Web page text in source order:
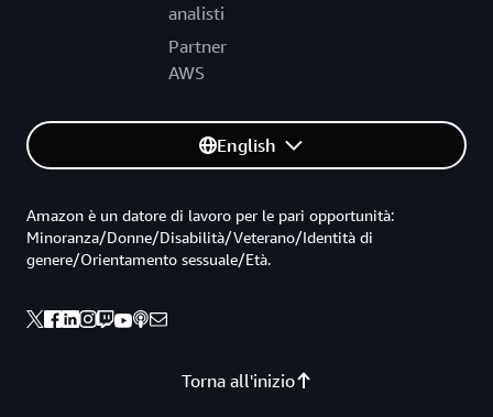
analisti
Partner
AWS
English
Torna all'inizio
Amazon è un datore di lavoro per le pari opportunità:
Minoranza/Donne/Disabilità/Veterano/Identità di
genere/Orientamento sessuale/Età.